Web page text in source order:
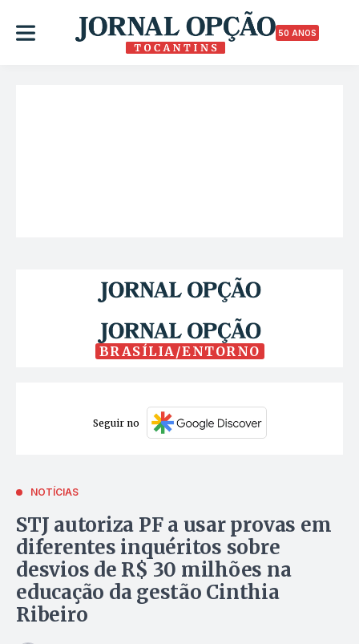
50 ANOS
BRASÍLIA/ENTORNO
Seguir no
NOTÍCIAS
STJ autoriza PF a usar provas em
diferentes inquéritos sobre
desvios de R$ 30 milhões na
educação da gestão Cinthia
Ribeiro